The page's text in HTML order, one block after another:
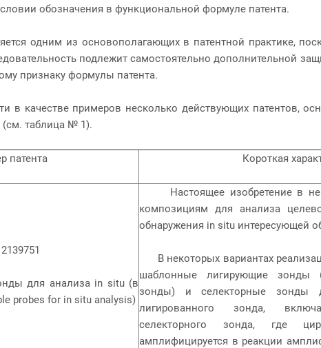
обозначения в функциональной формуле патента.
одним из основополагающих в патентной практике,
подлежит самостоятельно дополнительной
признаку формулы патента.
в качестве примеров несколько действующих патентов,
таблица № 1).
патента Короткая
для анализа in situ (в
probes for in situ analysis)
Настоящее изобретение в
композициям для анализа
обнаружения in situ интересующей
В некоторых вариантах
шаблонные лигирующие зонды
зонды) и селекторные зонды
лигированного зонда,
селекторного зонда, где
амплифицируется в реакции